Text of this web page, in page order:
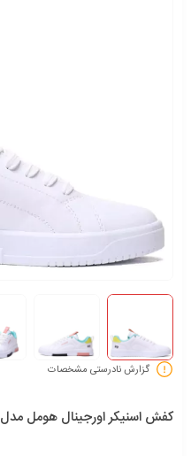
گزارش نادرستی مشخصات
کفش اسنیکر اورجینال هومل مدل 900238-9085